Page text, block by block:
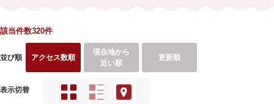
該当件数320件
並び順 アクセス数順
現在地から
近い順
更新順
表示切替